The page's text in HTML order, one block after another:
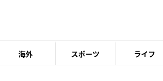
海外 スポーツ ライフ